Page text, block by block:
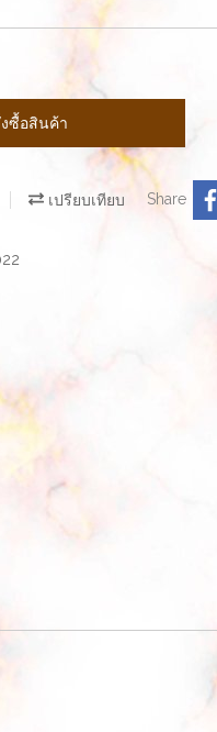
ซื้อสินค้า
เปรียบเทียบ Share